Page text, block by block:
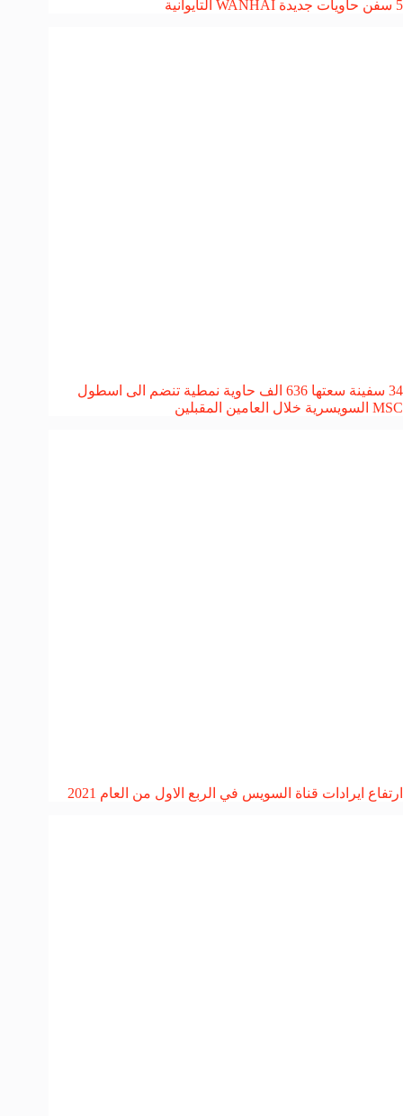
5 سفن حاويات جديدة WANHAI التايوانية
34 سفينة سعتها 636 الف حاوية نمطية تنضم الى اسطول
MSC السويسرية خلال العامين المقبلين
ارتفاع ايرادات قناة السويس في الربع الاول من العام 2021